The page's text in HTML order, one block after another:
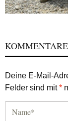
KOMMENTARE
Deine E-Mail-
Felder sind mit*